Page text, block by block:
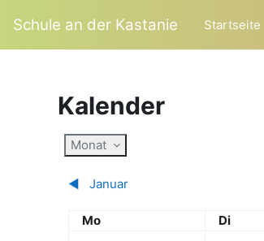
Schule an der Kastanie Startseite
Kalender
Monat
◀︎ Januar
Montag
Mo Dienstag
Di